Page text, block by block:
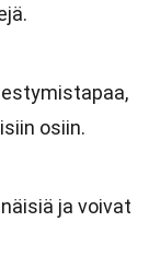
osiin.
ja voivat